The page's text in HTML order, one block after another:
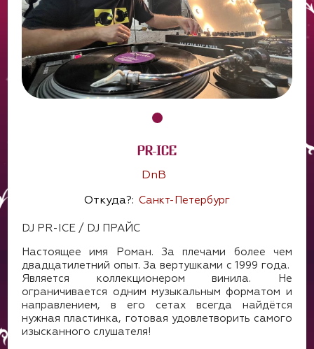
PR-ICE
DnB
Откуда?: Cанкт-Петербург
DJ PR-ICE / DJ ПРАЙС
Настоящее имя Роман. За плечами более чем
двадцатилетний опыт. За вертушками с 1999 года.
Является коллекционером винила. Не
ограничивается одним музыкальным форматом и
направлением, в его сетах всегда найдётся
нужная пластинка, готовая удовлетворить самого
изысканного слушателя!